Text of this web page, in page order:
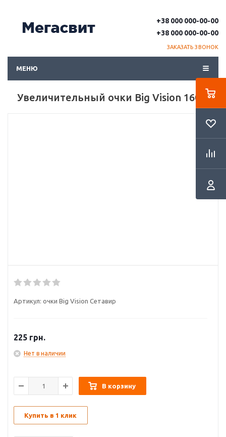
+38 000 000-00-00
+38 000 000-00-00
ЗАКАЗАТЬ ЗВОНОК
МЕНЮ
Увеличительный очки Big Vision 160%
Артикул: очки Big Vision Сетавир
225 грн.
Нет в наличии
В корзину
Купить в 1 клик